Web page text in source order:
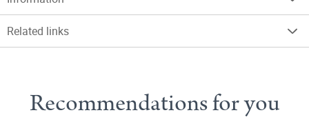
Related links
Recommendations for you